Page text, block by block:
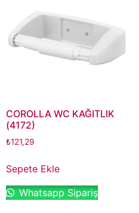
COROLLA WC KAĞITLIK
(4172)
₺121,29
Sepete Ekle
Whatsapp Sipariş